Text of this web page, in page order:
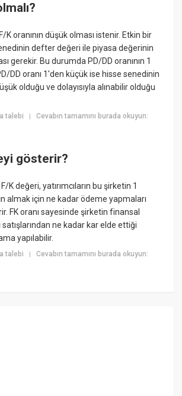
K oranının düşük olması istenir. Etkin bir
defter değeri ile piyasa değerinin
gerekir. Bu durumda PD/DD oranının 1
DD oranı 1'den küçük ise hisse senedinin
olduğu ve dolayısıyla alınabilir olduğu
talebi |Cevabın tamamını burada okuyun:
gösterir?
K değeri, yatırımcıların bu şirketin 1
almak için ne kadar ödeme yapmaları
FK oranı sayesinde şirketin finansal
ne kadar kar elde ettiği
yapılabilir.
talebi |Cevabın tamamını burada okuyun: